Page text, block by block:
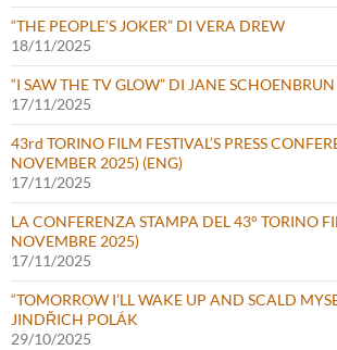
“THE PEOPLE’S JOKER” DI VERA DREW
18/11/2025
“I SAW THE TV GLOW” DI JANE SCHOENBRUN
17/11/2025
43rd TORINO FILM FESTIVAL’S PRESS
NOVEMBER 2025) (ENG)
17/11/2025
LA CONFERENZA STAMPA DEL 43° TORINO
NOVEMBRE 2025)
17/11/2025
“TOMORROW I’LL WAKE UP AND SCALD
JINDŘICH POLÁK
29/10/2025